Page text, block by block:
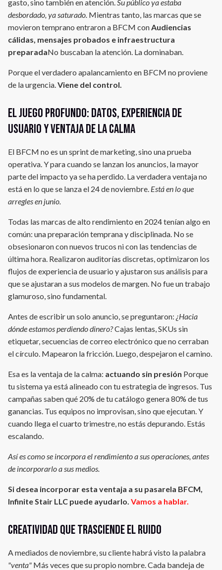
gasto, sino también en atención.Su público ya estaba
desbordado, ya saturado. Mientras tanto, las marcas que se
movieron temprano entraron a BFCM conAudiencias
cálidas, mensajes probados e infraestructura
preparadaNo buscaban la atención. La dominaban.
Porque el verdadero apalancamiento en BFCM no proviene
de la urgencia.Viene del control.
El juego profundo: datos, experiencia de
usuario y ventaja de la calma
El BFCM no es un sprint de marketing, sino una prueba
operativa. Y para cuando se lanzan los anuncios, la mayor
parte del impacto ya se ha perdido. La verdadera ventaja no
está en lo que se lanza el 24 de noviembre. Está en lo que
arregles en junio.
Todas las marcas de alto rendimiento en 2024 tenían algo en
común: una preparación temprana y disciplinada. No se
obsesionaron con nuevos trucos ni con las tendencias de
última hora. Realizaron auditorías discretas, optimizaron los
flujos de experiencia de usuario y ajustaron sus análisis para
que se ajustaran a sus modelos de margen. No fue un trabajo
glamuroso, sino fundamental.
Antes de escribir un solo anuncio, se preguntaron: ¿Hacia
dónde estamos perdiendo dinero?Cajas lentas, SKUs sin
etiquetar, secuencias de correo electrónico que no cerraban
el círculo. Mapearon la fricción. Luego, despejaron el camino.
Esa es la ventaja de la calma: actuando sin presión Porque
tu sistema ya está alineado con tu estrategia de ingresos. Tus
campañas saben qué 20% de tu catálogo genera 80% de tus
ganancias. Tus equipos no improvisan, sino que ejecutan. Y
cuando llega el cuarto trimestre, no estás depurando. Estás
escalando.
Así es como se incorpora el rendimiento a sus operaciones, antes
de incorporarlo a sus medios.
Si desea incorporar esta ventaja a su pasarela BFCM,
Infinite Stair LLC puede ayudarlo. Vamos a hablar.
Creatividad que trasciende el ruido
A mediados de noviembre, su cliente habrá visto la palabra
"venta" Más veces que su propio nombre. Cada bandeja de